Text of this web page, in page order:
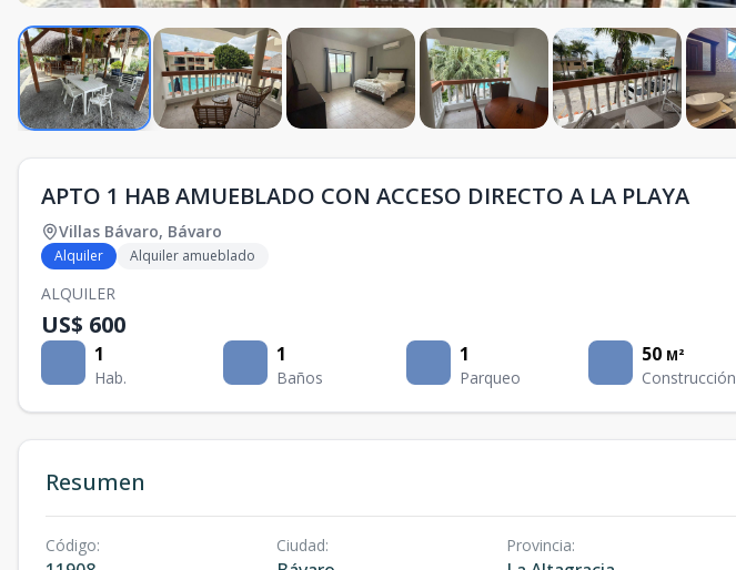
APTO 1 HAB AMUEBLADO CON ACCESO DIRECTO A LA PLAYA
Villas Bávaro, Bávaro
Alquiler Alquiler amueblado
ALQUILER
US$ 600
1
Hab.
1
Baños
1
Parqueo
50 M²
Construcción
Resumen
Código: Ciudad: Provincia: